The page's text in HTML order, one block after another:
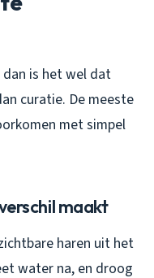
dan is het wel dat
curatie. De meeste
met simpel
maakt
haren uit het
water na, en droog